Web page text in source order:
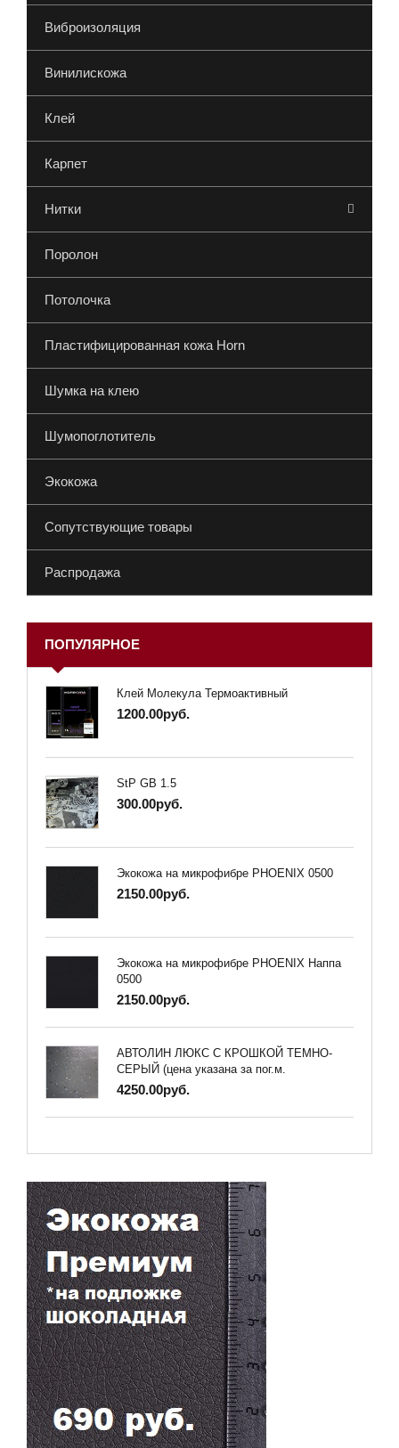
Виброизоляция
Винилискожа
Клей
Карпет
Нитки
Поролон
Потолочка
Пластифицированная кожа Horn
Шумка на клею
Шумопоглотитель
Экокожа
Сопутствующие товары
Распродажа
ПОПУЛЯРНОЕ
Клей Молекула Термоактивный
1200.00руб.
StP GB 1.5
300.00руб.
Экокожа на микрофибре PHOENIX 0500
2150.00руб.
Экокожа на микрофибре PHOENIX Наппа
0500
2150.00руб.
АВТОЛИН ЛЮКС С КРОШКОЙ ТЕМНО-
СЕРЫЙ (цена указана за пог.м.
4250.00руб.